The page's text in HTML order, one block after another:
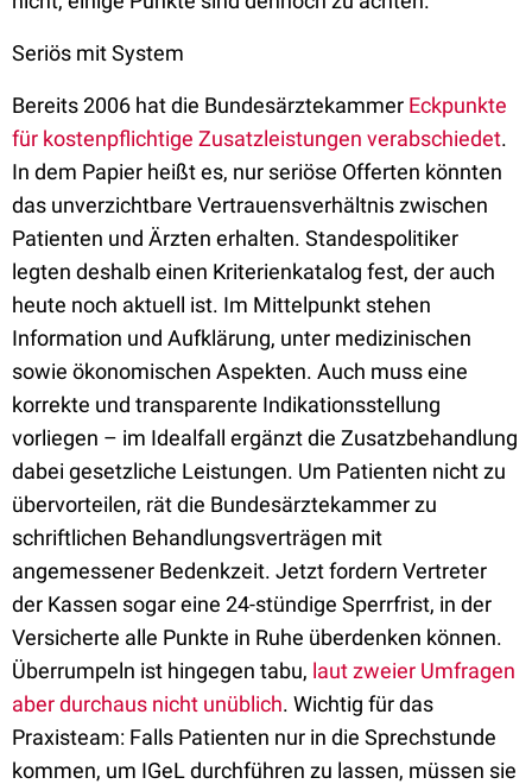
Seriös mit System
Bereits 2006 hat die Bundesärztekammer Eckpunkte
für kostenpflichtige Zusatzleistungen verabschiedet.
In dem Papier heißt es, nur seriöse Offerten könnten
das unverzichtbare Vertrauensverhältnis zwischen
Patienten und Ärzten erhalten. Standespolitiker
legten deshalb einen Kriterienkatalog fest, der auch
heute noch aktuell ist. Im Mittelpunkt stehen
Information und Aufklärung, unter medizinischen
sowie ökonomischen Aspekten. Auch muss eine
korrekte und transparente Indikationsstellung
vorliegen – im Idealfall ergänzt die Zusatzbehandlung
dabei gesetzliche Leistungen. Um Patienten nicht zu
übervorteilen, rät die Bundesärztekammer zu
schriftlichen Behandlungsverträgen mit
angemessener Bedenkzeit. Jetzt fordern Vertreter
der Kassen sogar eine 24-stündige Sperrfrist, in der
Versicherte alle Punkte in Ruhe überdenken können.
Überrumpeln ist hingegen tabu, laut zweier Umfragen
aber durchaus nicht unüblich. Wichtig für das
Praxisteam: Falls Patienten nur in die Sprechstunde
kommen, um IGeL durchführen zu lassen, müssen sie